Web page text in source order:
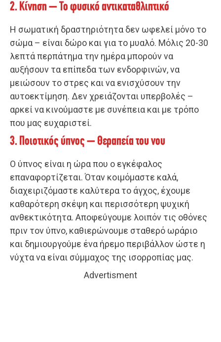
2. Κίνηση – Το φυσικό αντικαταθλιπτικό
Η σωματική δραστηριότητα δεν ωφελεί μόνο το
σώμα – είναι δώρο και για το μυαλό. Μόλις 20-30
λεπτά περπάτημα την ημέρα μπορούν να
αυξήσουν τα επίπεδα των ενδορφινών, να
μειώσουν το στρες και να ενισχύσουν την
αυτοεκτίμηση. Δεν χρειάζονται υπερβολές –
αρκεί να κινούμαστε με συνέπεια και με τρόπο
που μας ευχαριστεί.
3. Ποιοτικός ύπνος – Θεραπεία του νου
Ο ύπνος είναι η ώρα που ο εγκέφαλος
επαναφορτίζεται. Όταν κοιμόμαστε καλά,
διαχειριζόμαστε καλύτερα το άγχος, έχουμε
καθαρότερη σκέψη και περισσότερη ψυχική
ανθεκτικότητα. Αποφεύγουμε λοιπόν τις οθόνες
πριν τον ύπνο, καθιερώνουμε σταθερό ωράριο
και δημιουργούμε ένα ήρεμο περιβάλλον ώστε η
νύχτα να είναι σύμμαχος της ισορροπίας μας.
Advertisment